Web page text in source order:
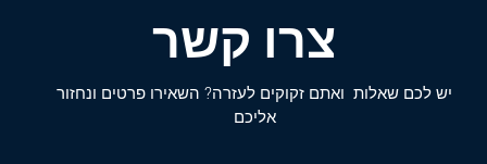
צרו קשר
יש לכם שאלות ואתם זקוקים לעזרה? השאירו פרטים ונחזור
אליכם